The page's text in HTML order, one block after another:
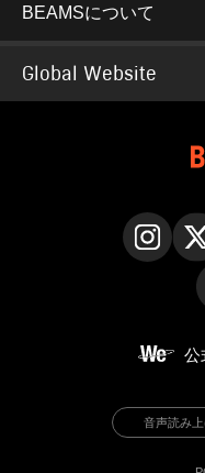
BEAMSについて
Global Website
公
音声読み